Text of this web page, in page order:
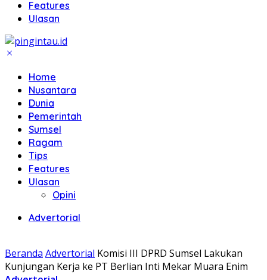
Features
Ulasan
Home
Nusantara
Dunia
Pemerintah
Sumsel
Ragam
Tips
Features
Ulasan
Opini
Advertorial
Beranda Advertorial Komisi III DPRD Sumsel Lakukan
Kunjungan Kerja ke PT Berlian Inti Mekar Muara Enim